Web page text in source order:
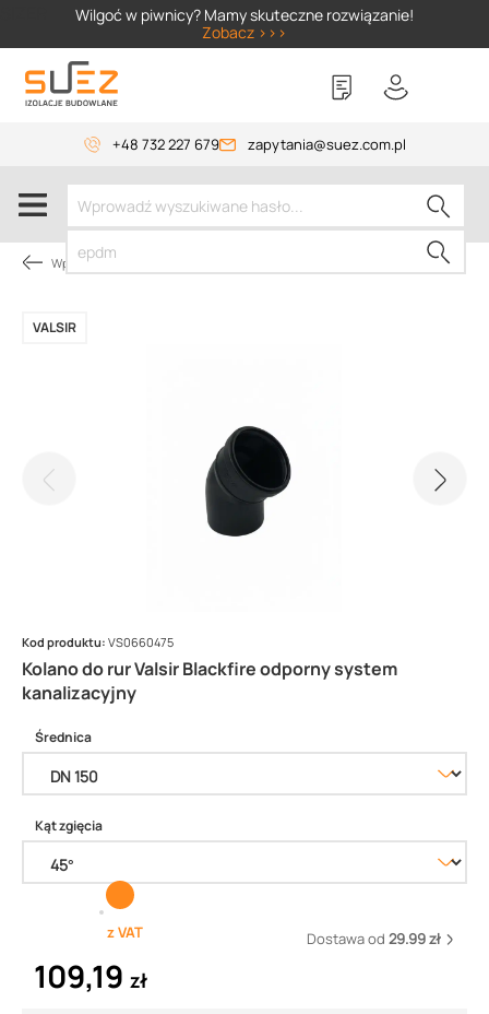
Wilgoć w piwnicy? Mamy skuteczne rozwiązanie!
Zobacz >>>
+48 732 227 679 zapytania@suez.com.pl
Wpusty i akcesoria
Kolano do rur Valsir Blackfire odporny system
kanalizacyjny
VALSIR
Kod produktu: VS0660475
Średnica
Kąt zgięcia
z VAT Dostawa od 29.99 zł
109,19 zł